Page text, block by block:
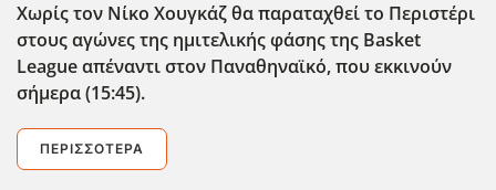
Χωρίς τον Νίκο Χουγκάζ θα παραταχθεί το Περιστέρι
στους αγώνες της ημιτελικής φάσης της Basket
Leagueαπέναντι στον Παναθηναϊκό, που εκκινούν
σήμερα (15:45).
ΠΕΡΙΣΣΌΤΕΡΑ